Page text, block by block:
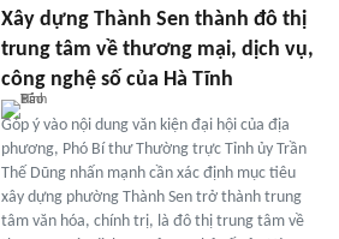
Xây dựng Thành Sen thành đô thị
trung tâm về thương mại, dịch vụ,
công nghệ số của Hà Tĩnh
Góp ý vào nội dung văn kiện đại hội của địa
phương, Phó Bí thư Thường trực Tỉnh ủy Trần
Thế Dũng nhấn mạnh cần xác định mục tiêu
xây dựng phường Thành Sen trở thành trung
tâm văn hóa, chính trị, là đô thị trung tâm về